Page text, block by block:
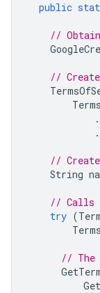
public
//
//
.
.
//
String
// Calls
try (
// The